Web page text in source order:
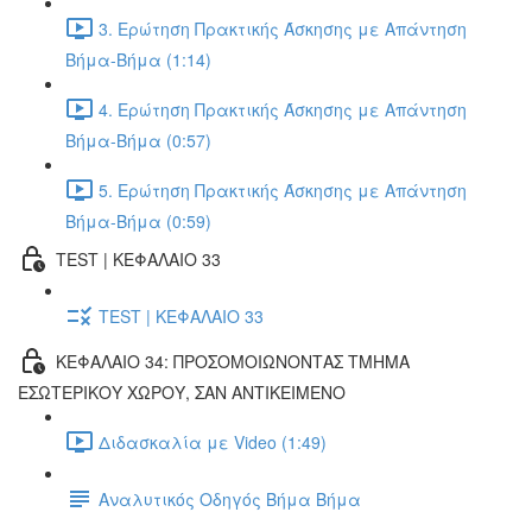
3. Ερώτηση Πρακτικής Άσκησης με Απάντηση
Βήμα-Βήμα (1:14)
4. Ερώτηση Πρακτικής Άσκησης με Απάντηση
Βήμα-Βήμα (0:57)
5. Ερώτηση Πρακτικής Άσκησης με Απάντηση
Βήμα-Βήμα (0:59)
TEST | ΚΕΦΑΛΑΙΟ 33
TEST | ΚΕΦΑΛΑΙΟ 33
ΚΕΦΑΛΑΙΟ 34: ΠΡΟΣΟΜΟΙΩΝΟΝΤΑΣ ΤΜΗΜΑ
ΕΣΩΤΕΡΙΚΟΥ ΧΩΡΟΥ, ΣΑΝ ΑΝΤΙΚΕΙΜΕΝΟ
Διδασκαλία με Video (1:49)
Αναλυτικός Οδηγός Βήμα Βήμα